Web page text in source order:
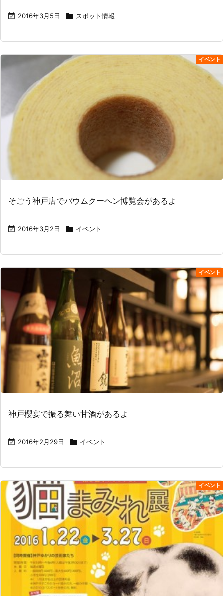
 2016年3月5日  スポット情報
イベント
そごう神戸店でバウムクーヘン博覧会があるよ
 2016年3月2日  イベント
イベント
神戸櫻宴で振る舞い甘酒があるよ
 2016年2月29日  イベント
イベント